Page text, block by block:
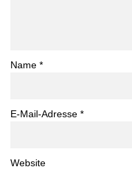
Name *
E-Mail-Adresse *
Website